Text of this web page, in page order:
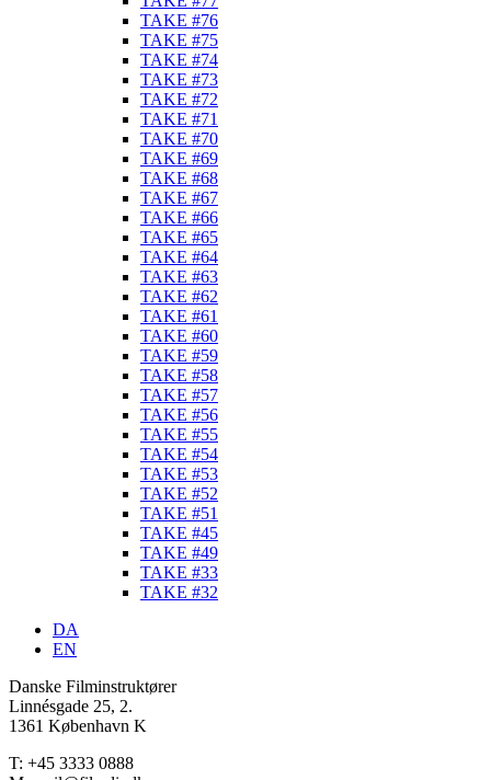
TAKE #76
TAKE #75
TAKE #74
TAKE #73
TAKE #72
TAKE #71
TAKE #70
TAKE #69
TAKE #68
TAKE #67
TAKE #66
TAKE #65
TAKE #64
TAKE #63
TAKE #62
TAKE #61
TAKE #60
TAKE #59
TAKE #58
TAKE #57
TAKE #56
TAKE #55
TAKE #54
TAKE #53
TAKE #52
TAKE #51
TAKE #45
TAKE #49
TAKE #33
TAKE #32
DA
EN
Danske Filminstruktører
Linnésgade 25, 2.
1361 København K
T: +45 3333 0888